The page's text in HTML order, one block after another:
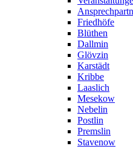
Friedhöfe
Blüthen
Dallmin
Glövzin
Karstädt
Kribbe
Laaslich
Mesekow
Nebelin
Postlin
Premslin
Stavenow